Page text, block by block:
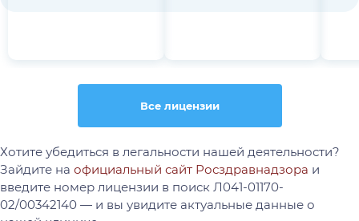
Все лицензии
Хотите убедиться в легальности нашей деятельности?
Зайдите на официальный сайт Росздравнадзора и
введите номер лицензии в поиск Л041-01170-
02/00342140 — и вы увидите актуальные данные о